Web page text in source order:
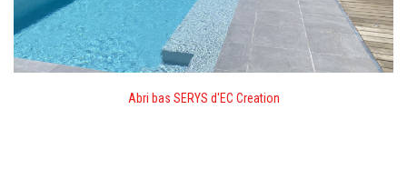
Abri bas SERYS d'EC Creation